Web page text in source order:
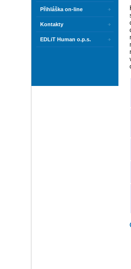
Přihláška on-line
Kontakty
EDLiT Human o.p.s.